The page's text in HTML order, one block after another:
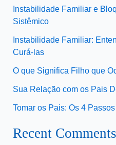
Instabilidade Familiar e
Sistêmico
Instabilidade Familiar:
Curá-las
O que Significa Filho que
Sua Relação com os Pais
Tomar os Pais: Os 4
Recent Comments